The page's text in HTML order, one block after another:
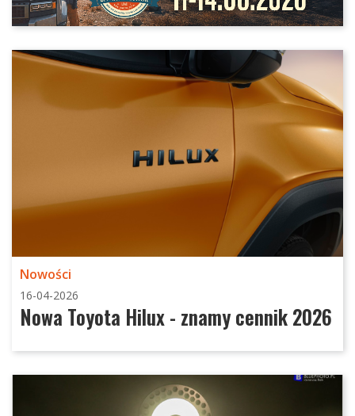
Nowości
16-04-2026
Nowa Toyota Hilux - znamy cennik 2026